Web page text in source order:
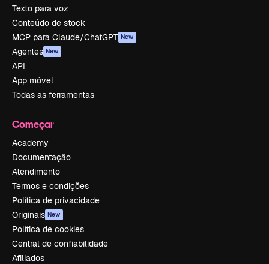
Texto para voz
Conteúdo de stock
MCP para Claude/ChatGPT New
Agentes New
API
App móvel
Todas as ferramentas
Começar
Academy
Documentação
Atendimento
Termos e condições
Política de privacidade
Originais New
Política de cookies
Central de confiabilidade
Afiliados